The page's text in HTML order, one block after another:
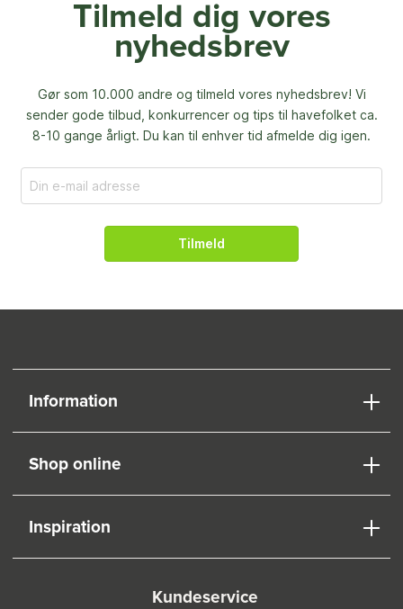
Tilmeld dig vores
nyhedsbrev
Gør som 10.000 andre og tilmeld vores nyhedsbrev! Vi
sender gode tilbud, konkurrencer og tips til havefolket ca.
8-10 gange årligt. Du kan til enhver tid afmelde dig igen.
Tilmeld
Information
Shop online
Inspiration
Kundeservice